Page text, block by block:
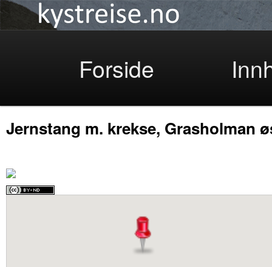
Skip
to
primary
Forside
Jernstang m. krekse, Grasholman